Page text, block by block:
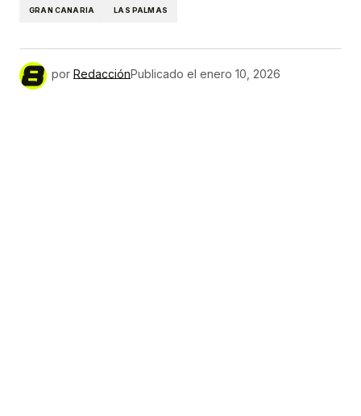
GRAN CANARIA LAS PALMAS
por RedacciónPublicado el enero 10, 2026